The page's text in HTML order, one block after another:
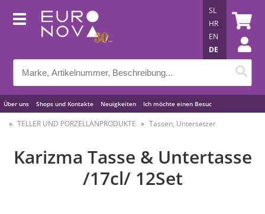
Über uns Shops und Kontakte Neuigkeiten Ich möchte einen Besuc
Nützliche Tipps
SL
HR
EN
DE
TELLER UND PORZELLANPRODUKTE Tassen, Untersetzer
Karizma Tasse & Untertasse
/17cl/ 12Set